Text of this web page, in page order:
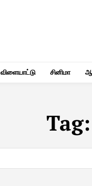
விளையாட்டு சினிமா
Tag: